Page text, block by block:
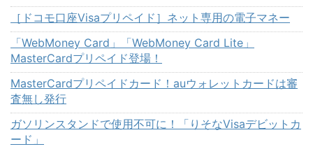
［ドコモ口座Visaプリペイド］ネット専用の電子マネー
「WebMoney Card」「WebMoney Card Lite」
MasterCardプリペイド登場！
MasterCardプリペイドカード！auウォレットカードは審
査無し発行
ガソリンスタンドで使用不可に！「りそなVisaデビットカ
ード」